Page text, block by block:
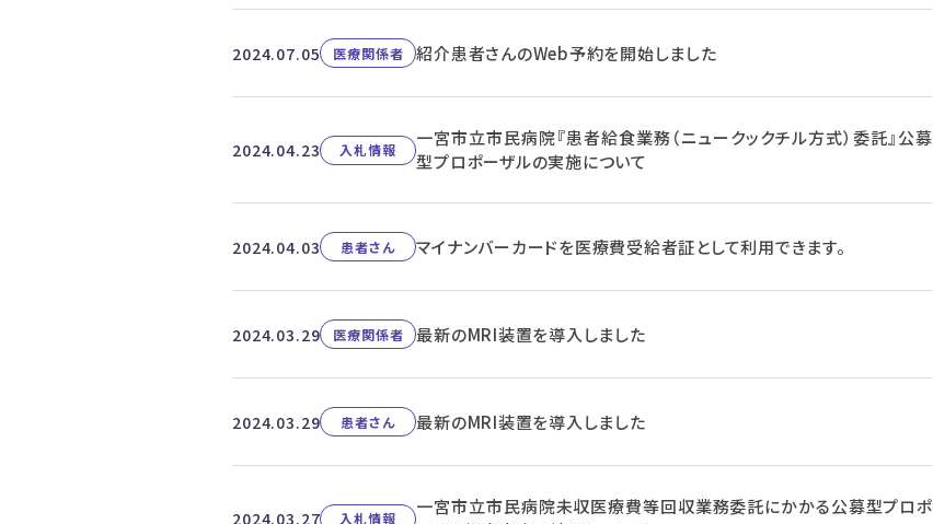
2024.07.05 医療関係者 紹介患者さんのWeb予約を開始しました
2024.04.23 入札情報
一宮市立市民病院『患者給食業務（ニュークックチル方式）委託』公募
型プロポーザルの実施について
2024.04.03 患者さん マイナンバーカードを医療費受給者証として利用できます。
2024.03.29 医療関係者 最新のMRI装置を導入しました
2024.03.29 患者さん 最新のMRI装置を導入しました
2024.03.27 入札情報
一宮市立市民病院未収医療費等回収業務委託にかかる公募型プロポ